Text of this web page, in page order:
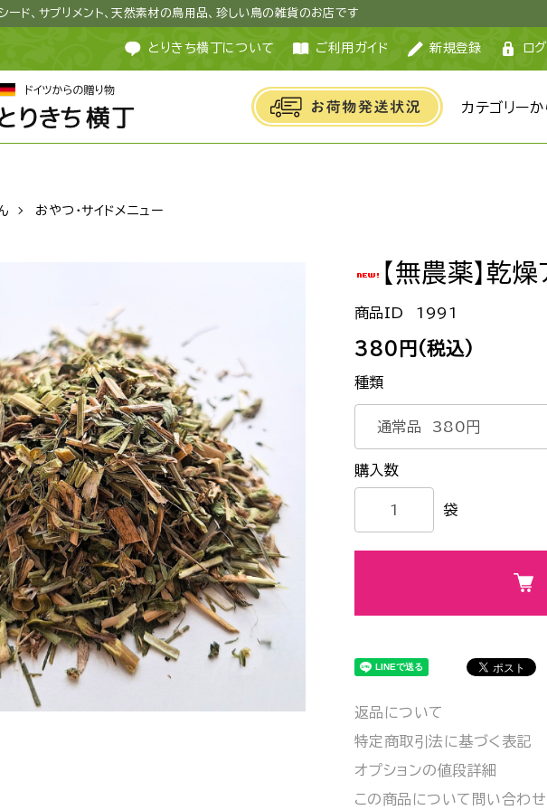
ード、サプリメント、天然素材の鳥用品、珍しい鳥の雑貨のお店です
とりきち横丁について ご利用ガイド 新規登録 ロ
カテゴリー
おやつ・サイドメニュー
【無農薬】乾
1991
380円(税込)
種類
袋
返品について
特定商取引法に基づく表記
オプションの値段詳細
この商品について問い合わせ